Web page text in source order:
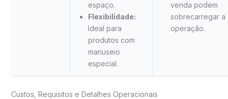
espaço.
Flexibilidade:
Ideal para
produtos com
manuseio
especial.
venda podem
sobrecarregar a
operação.
Custos, Requisitos e Detalhes Operacionais